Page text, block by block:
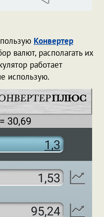
Конвертер
валют, располагать их
работает
использую.